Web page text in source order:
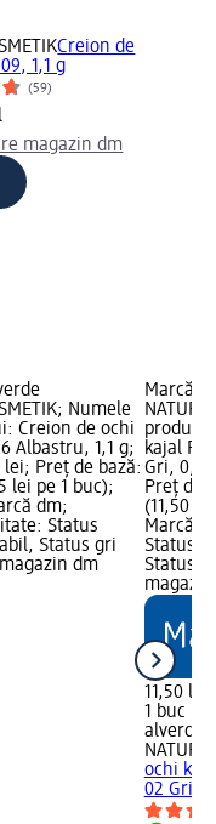
Creion de
1,1 g
(59)
magazin dm
Numele
Creion de ochi
Albastru, 1,1 g;
lei; Preț de bază:
lei pe 1 buc);
dm;
Status
Status gri
dm
Marcă:
kajal
Gri, 0,3
Preț de
(11,50
Marcă
Status
Status
11,50 lei
1 buc
alverde
ochi
02 Gri,